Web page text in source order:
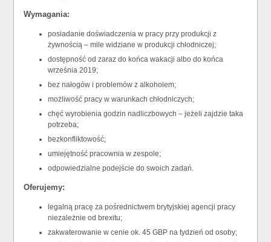
Wymagania:
posiadanie doświadczenia w pracy przy produkcji z
żywnością – mile widziane w produkcji chłodniczej;
dostępność od zaraz do końca wakacji albo do końca
września 2019;
bez nałogów i problemów z alkoholem;
możliwość pracy w warunkach chłodniczych;
chęć wyrobienia godzin nadliczbowych – jeżeli zajdzie taka
potrzeba;
bezkonfliktowość;
umiejętność pracownia w zespole;
odpowiedzialne podejście do swoich zadań.
Oferujemy:
legalną pracę za pośrednictwem brytyjskiej agencji pracy
niezależnie od brexitu;
zakwaterowanie w cenie ok. 45 GBP na tydzień od osoby;